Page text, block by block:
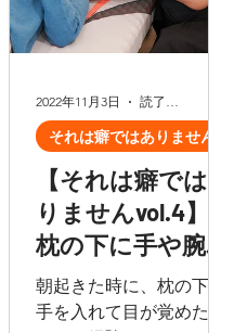
【それは癖ではあ
りませんvol.4】〜
枕の下に手や腕を
入れて寝る〜
朝起きた時に、枕の下に
手を入れて目が覚めた…
それは癖ではありません
2022年11月3日